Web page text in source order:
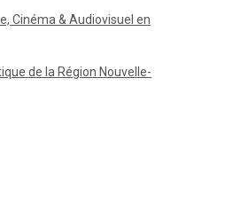
Cinéma & Audiovisuel en
de la Région Nouvelle-